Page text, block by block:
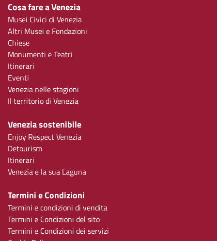
Cosa fare a Venezia
Musei Civici di Venezia
Altri Musei e Fondazioni
Chiese
Monumenti e Teatri
Itinerari
Eventi
Venezia nelle stagioni
Il territorio di Venezia
Venezia sostenibile
Enjoy Respect Venezia
Detourism
Itinerari
Venezia e la sua Laguna
Termini e Condizioni
Termini e condizioni di vendita
Termini e Condizioni del sito
Termini e Condizioni dei servizi